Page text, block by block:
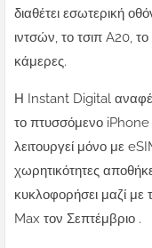
διαθέτει εσωτερική
ιντσών, το τσιπ A20,
κάμερες.
Η Instant Digital
το πτυσσόμενο iPhone
λειτουργεί μόνο με
χωρητικότητες
κυκλοφορήσει μαζί
Max τον Σεπτέμβριο .